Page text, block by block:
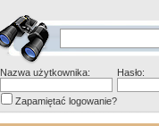
Nazwa użytkownika:
Hasło:
Zapamiętać logowanie?